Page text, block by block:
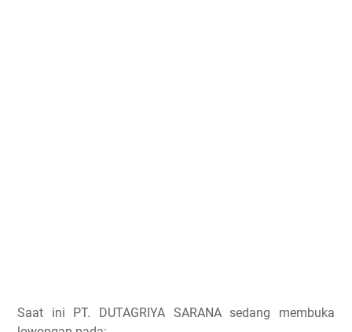
Saat ini PT. DUTAGRIYA SARANA sedang membuka